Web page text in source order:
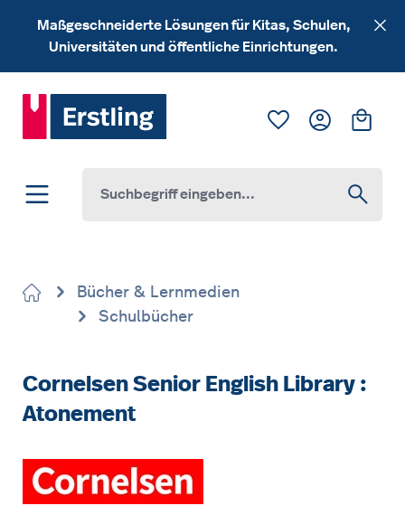
Zum Hauptinhalt springen
Maßgeschneiderte Lösungen für Kitas, Schulen,
Universitäten und öffentliche Einrichtungen.
Du hast 0
Bücher & Lernmedien
Schulbücher
Cornelsen Senior English Library :
Atonement